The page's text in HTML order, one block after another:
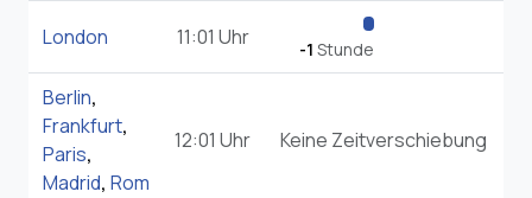
London 11:01 Uhr -1 Stunde
Berlin,
Frankfurt,
Paris,
Madrid, Rom
12:01 Uhr Keine Zeitverschiebung